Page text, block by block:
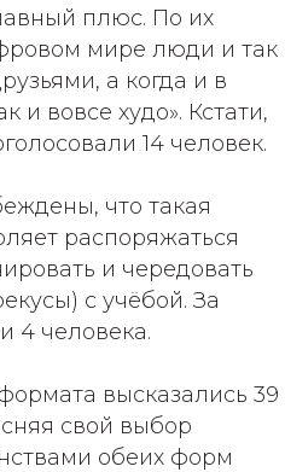
плюс. По их
мире люди и так
а когда и в
и вовсе худо». Кстати,
14 человек.
что такая
распоряжаться
и чередовать
с учёбой. За
4 человека.
высказались 39
свой выбор
обеих форм